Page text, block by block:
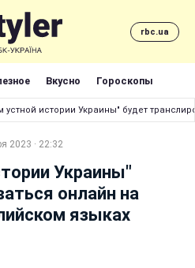
rbc.ua
Вкусно Гороскопы
устной истории Украины" будет
2023 · 22:32
Украины"
онлайн на
языках